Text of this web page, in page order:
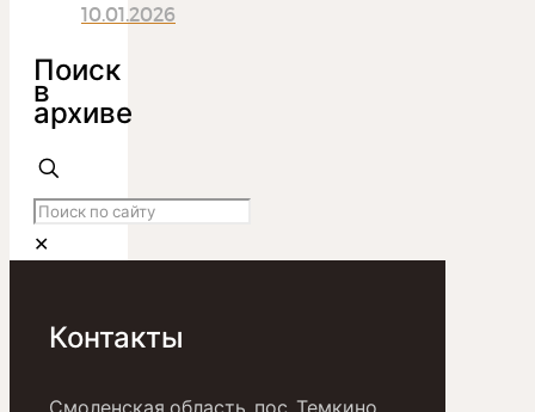
10.01.2026
Поиск
в
архиве
✕
Контакты
Смоленская область, пос. Темкино,